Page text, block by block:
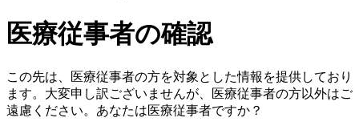
医療従事者の確認
この先は、医療従事者の方を対象とした情報を提供しており
ます。大変申し訳ございませんが、医療従事者の方以外はご
遠慮ください。あなたは医療従事者ですか？